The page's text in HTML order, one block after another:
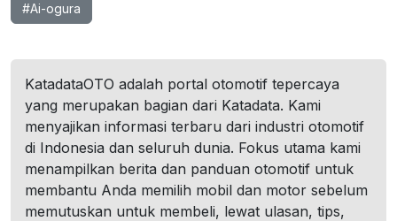
#Ai-ogura
KatadataOTO adalah portal otomotif tepercaya
yang merupakan bagian dari Katadata. Kami
menyajikan informasi terbaru dari industri otomotif
di Indonesia dan seluruh dunia. Fokus utama kami
menampilkan berita dan panduan otomotif untuk
membantu Anda memilih mobil dan motor sebelum
memutuskan untuk membeli, lewat ulasan, tips,